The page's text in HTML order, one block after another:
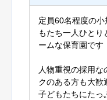
定員60名程度の
もたち一人ひとり
ームな保育園です
人物重視の採用な
クのある方も大歓
子どもたちにたっ